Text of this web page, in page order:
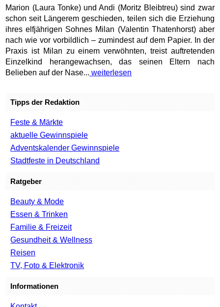
Marion (Laura Tonke) und Andi (Moritz Bleibtreu) sind zwar
schon seit Längerem geschieden, teilen sich die Erziehung
ihres elfjährigen Sohnes Milan (Valentin Thatenhorst) aber
nach wie vor vorbildlich – zumindest auf dem Papier. In der
Praxis ist Milan zu einem verwöhnten, treist auftretenden
Einzelkind herangewachsen, das seinen Eltern nach
Belieben auf der Nase... weiterlesen
Tipps der Redaktion
Feste & Märkte
aktuelle Gewinnspiele
Adventskalender Gewinnspiele
Stadtfeste in Deutschland
Ratgeber
Beauty & Mode
Essen & Trinken
Familie & Freizeit
Gesundheit & Wellness
Reisen
TV, Foto & Elektronik
Informationen